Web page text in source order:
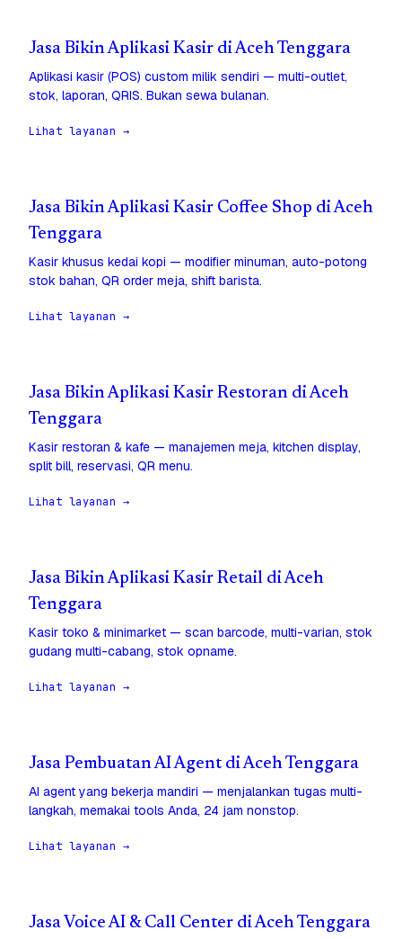
Jasa Bikin Aplikasi Kasir di Aceh Tenggara
Aplikasi kasir (POS) custom milik sendiri — multi-outlet,
stok, laporan, QRIS. Bukan sewa bulanan.
Lihat layanan →
Jasa Bikin Aplikasi Kasir Coffee Shop di Aceh
Tenggara
Kasir khusus kedai kopi — modifier minuman, auto-potong
stok bahan, QR order meja, shift barista.
Lihat layanan →
Jasa Bikin Aplikasi Kasir Restoran di Aceh
Tenggara
Kasir restoran & kafe — manajemen meja, kitchen display,
split bill, reservasi, QR menu.
Lihat layanan →
Jasa Bikin Aplikasi Kasir Retail di Aceh
Tenggara
Kasir toko & minimarket — scan barcode, multi-varian, stok
gudang multi-cabang, stok opname.
Lihat layanan →
Jasa Pembuatan AI Agent di Aceh Tenggara
AI agent yang bekerja mandiri — menjalankan tugas multi-
langkah, memakai tools Anda, 24 jam nonstop.
Lihat layanan →
Jasa Voice AI & Call Center di Aceh Tenggara